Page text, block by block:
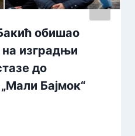
обишао
изградњи
до
Бајмок“